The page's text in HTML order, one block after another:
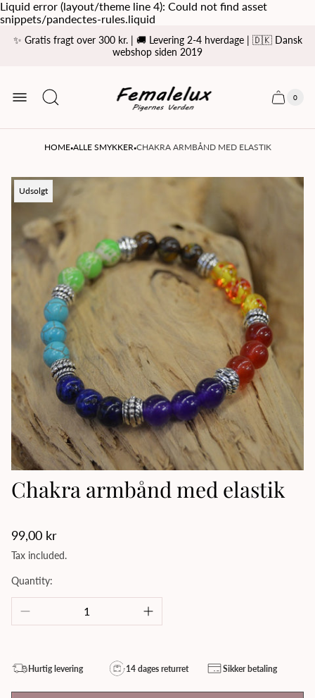
Liquid error (layout/theme line 4): Could not find asset
snippets/pandectes-rules.liquid
✨ Gratis fragt over 300 kr. | 🚚 Levering 2-4 hverdage | 🇩🇰 Dansk
webshop siden 2019
logo
Cart
Cart
0
HOME·ALLE SMYKKER·CHAKRA ARMBÅND MED ELASTIK
Product
label:
Udsolgt
Chakra armbånd med elastik
Regular
price
99,00 kr
Tax included.
Quantity:
Hurtig levering 14 dages returret Sikker betaling